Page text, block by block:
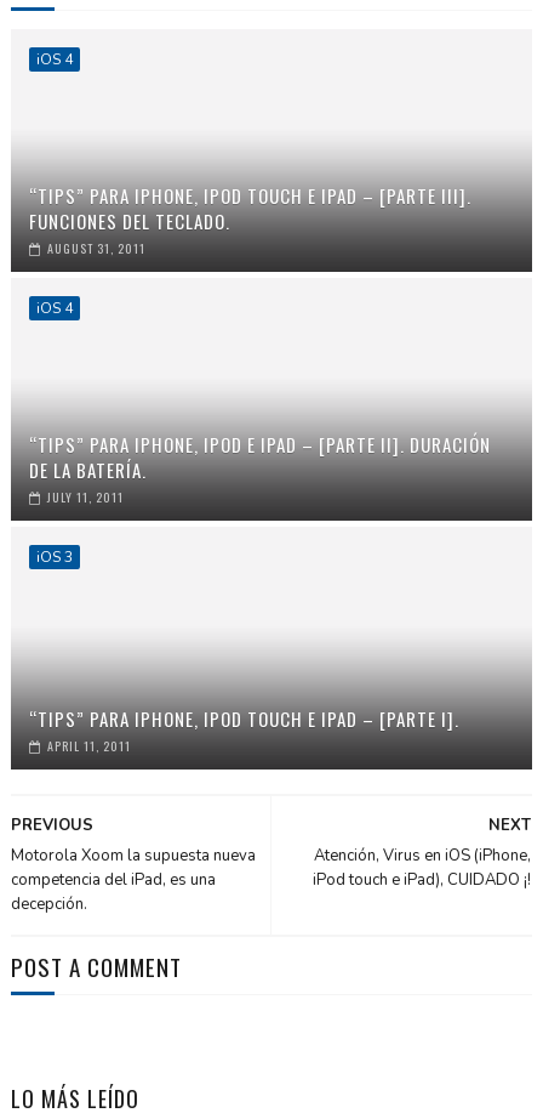
iOS 4
“TIPS” PARA IPHONE, IPOD TOUCH E IPAD – [PARTE III].
FUNCIONES DEL TECLADO.
AUGUST 31, 2011
iOS 4
“TIPS” PARA IPHONE, IPOD E IPAD – [PARTE II]. DURACIÓN
DE LA BATERÍA.
JULY 11, 2011
iOS 3
“TIPS” PARA IPHONE, IPOD TOUCH E IPAD – [PARTE I].
APRIL 11, 2011
NEXT
Atención, Virus en iOS (iPhone,
iPod touch e iPad), CUIDADO ¡!
PREVIOUS
Motorola Xoom la supuesta nueva
competencia del iPad, es una
decepción.
POST A COMMENT
LO MÁS LEÍDO